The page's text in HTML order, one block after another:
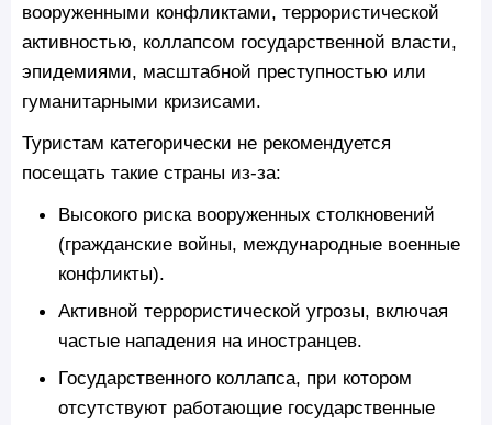
вооруженными конфликтами, террористической
активностью, коллапсом государственной власти,
эпидемиями, масштабной преступностью или
гуманитарными кризисами.
Туристам категорически не рекомендуется
посещать такие страны из-за:
Высокого риска вооруженных столкновений
(гражданские войны, международные военные
конфликты).
Активной террористической угрозы, включая
частые нападения на иностранцев.
Государственного коллапса, при котором
отсутствуют работающие государственные